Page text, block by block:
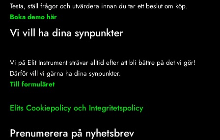
Testa, ställ frågor och utvärdera innan du tar ett beslut om köp.
Boka demo här
Vi vill ha dina synpunkter
Vi på Elit Instrument strävar alltid efter att bli bättre på det vi gör!
Därför vill vi gärna ha dina synpunkter.
Till formuläret
Elits Cookiepolicy och Integritetspolicy
Prenumerera på nyhetsbrev